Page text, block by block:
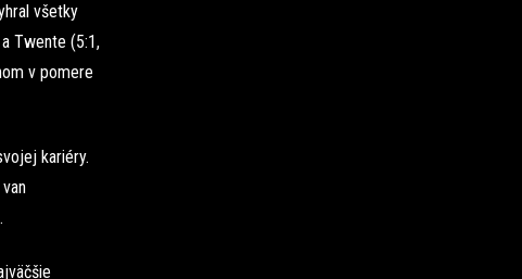
všetky
Twente (5:1,
v pomere
kariéry.